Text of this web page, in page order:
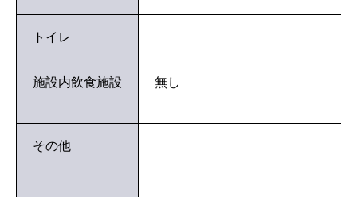
トイレ
施設内飲食施設 無し
その他